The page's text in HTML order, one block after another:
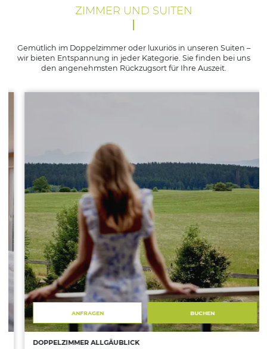
ZIMMER UND SUITEN
Gemütlich im Doppelzimmer oder luxuriös in unseren Suiten –
wir bieten Entspannung in jeder Kategorie. Sie finden bei uns
den angenehmsten Rückzugsort für Ihre Auszeit.
ANFRAGEN BUCHEN
DOPPELZIMMER ALLGÄUBLICK